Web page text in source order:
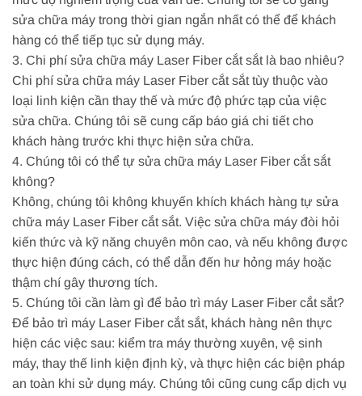
sửa chữa máy trong thời gian ngắn nhất có thể để khách
hàng có thể tiếp tục sử dụng máy.
3. Chi phí sửa chữa máy Laser Fiber cắt sắt là bao nhiêu?
Chi phí sửa chữa máy Laser Fiber cắt sắt tùy thuộc vào
loại linh kiện cần thay thế và mức độ phức tạp của việc
sửa chữa. Chúng tôi sẽ cung cấp báo giá chi tiết cho
khách hàng trước khi thực hiện sửa chữa.
4. Chúng tôi có thể tự sửa chữa máy Laser Fiber cắt sắt
không?
Không, chúng tôi không khuyến khích khách hàng tự sửa
chữa máy Laser Fiber cắt sắt. Việc sửa chữa máy đòi hỏi
kiến thức và kỹ năng chuyên môn cao, và nếu không được
thực hiện đúng cách, có thể dẫn đến hư hỏng máy hoặc
thậm chí gây thương tích.
5. Chúng tôi cần làm gì để bảo trì máy Laser Fiber cắt sắt?
Để bảo trì máy Laser Fiber cắt sắt, khách hàng nên thực
hiện các việc sau: kiểm tra máy thường xuyên, vệ sinh
máy, thay thế linh kiện định kỳ, và thực hiện các biện pháp
an toàn khi sử dụng máy. Chúng tôi cũng cung cấp dịch vụ